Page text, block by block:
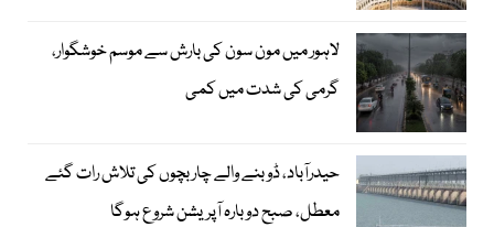
لاہور میں مون سون کی بارش سے موسم خوشگوار،
گرمی کی شدت میں کمی
حیدرآباد، ڈوبنے والے چار بچوں کی تلاش رات گئے
معطل، صبح دوبارہ آپریشن شروع ہوگا